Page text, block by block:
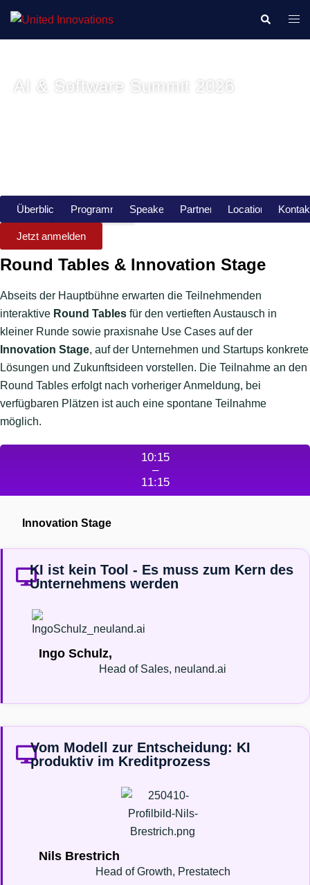
AI & Software Summit 2026
Überblick Programm Speaker Partner Location
Jetzt anmelden
Round Tables & Innovation Stage
Abseits der Hauptbühne erwarten die Teilnehmenden
interaktive Round Tables für den vertieften Austausch in
kleiner Runde sowie praxisnahe Use Cases auf der
Innovation Stage, auf der Unternehmen und Startups konkrete
Lösungen und Zukunftsideen vorstellen. Die Teilnahme an den
Round Tables erfolgt nach vorheriger Anmeldung, bei
verfügbaren Plätzen ist auch eine spontane Teilnahme
möglich.
10:15
–
11:15
Innovation Stage
KI ist kein Tool - Es muss zum Kern des
Unternehmens werden
Ingo Schulz,
Head of Sales, neuland.ai
Vom Modell zur Entscheidung: KI
produktiv im Kreditprozess
Nils Brestrich
Head of Growth, Prestatech